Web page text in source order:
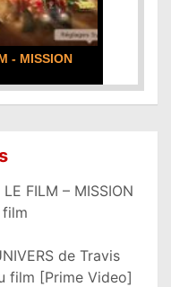
- MISSION
FILM – MISSION
de Travis
film [Prime Video]